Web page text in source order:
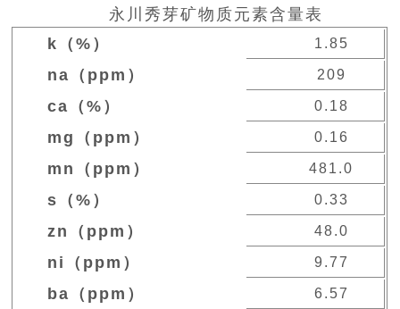
永川秀芽矿物质元素含量表
k（%）
1.85
na（ppm） 209
ca（%） 0.18
mg（ppm） 0.16
mn（ppm） 481.0
s（%） 0.33
zn（ppm） 48.0
ni（ppm） 9.77
ba（ppm） 6.57